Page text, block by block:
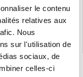
le contenu
relatives aux
Nous
sur l'utilisation de
sociaux, de
celles-ci